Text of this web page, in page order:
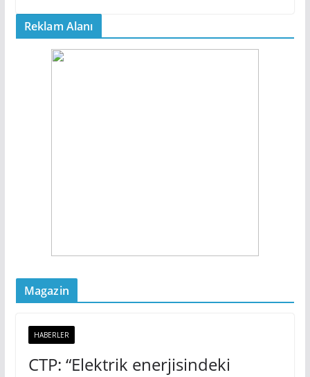
Reklam Alanı
Magazin
HABERLER
CTP: “Elektrik enerjisindeki